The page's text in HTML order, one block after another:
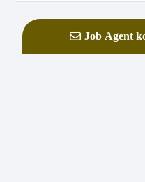
Job Agent